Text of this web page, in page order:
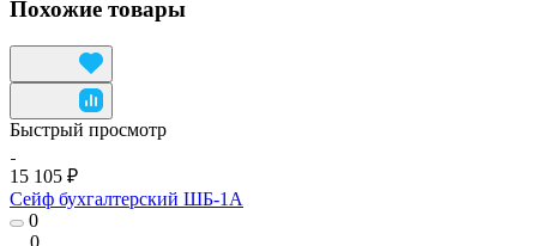
Похожие товары
Быстрый просмотр
15 105 ₽
Сейф бухгалтерский ШБ-1А
0